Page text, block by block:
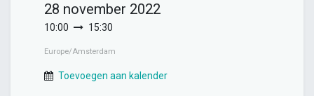
28 november 2022
10:00 15:30
Europe/Amsterdam
Toevoegen aan kalender